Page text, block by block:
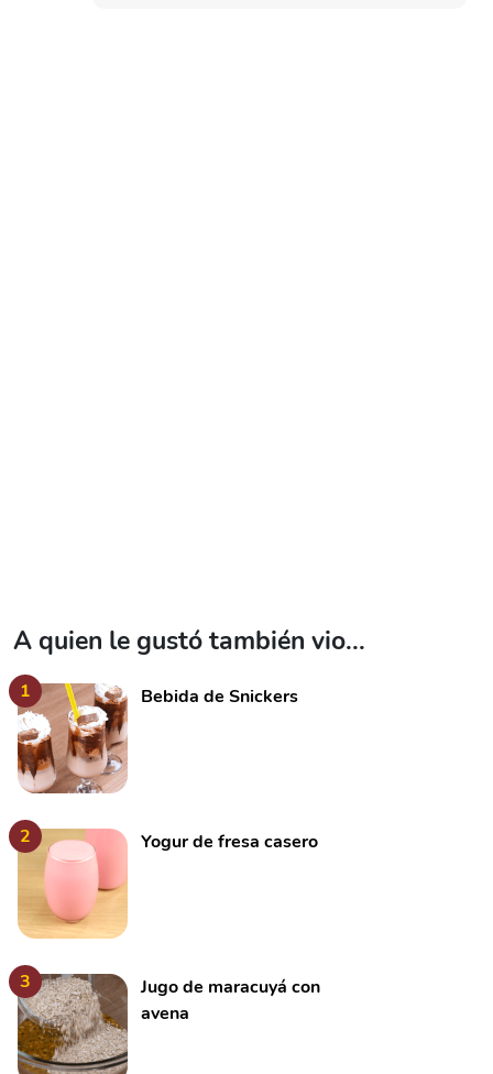
A quien le gustó también vio...
1 Bebida de Snickers
2 Yogur de fresa casero
3
Jugo de maracuyá con
avena